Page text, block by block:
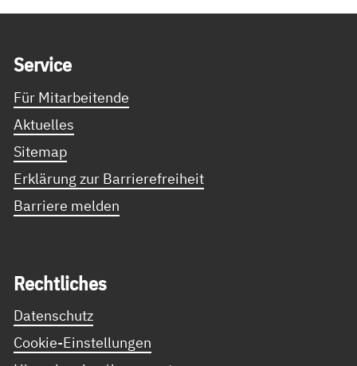
Ser­vice
Für Mitarbeitende
Aktuelles
Sitemap
Erklärung zur Barrierefreiheit
Barriere melden
Recht­li­ches
Datenschutz
Cookie-Einstellungen